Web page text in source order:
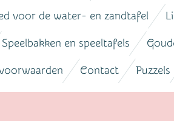
voor de water- en zandtafel
Speelbakken en speeltafels
Contact Puzzels